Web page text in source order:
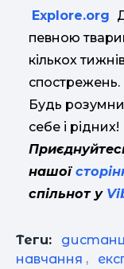
Explore.org
певною
кількох
спострежень.
Будь
себе і рідних!
нашої
спільнот у
Теги:
навчання ,